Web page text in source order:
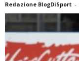
Redazione BlogDiSport -